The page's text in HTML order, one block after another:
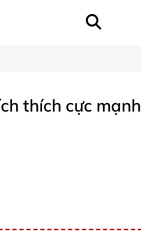
thích cực mạnh